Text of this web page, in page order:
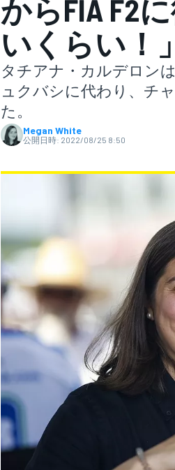
スーパーフォーミュラ
WEC
からFIA F2
いくらい！
タチアナ・カルデロン
ュクバシに代わり、チ
た。
Megan White
公開日時: 2022/08/25 8:50